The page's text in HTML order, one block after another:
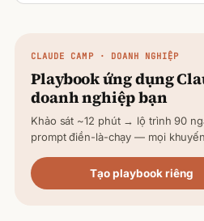
CLAUDE CAMP · DOANH NGHIỆP
Playbook ứng dụng
doanh nghiệp bạn
Khảo sát ~12 phút → lộ trình 90
prompt điền-là-chạy — mọi
Tạo playbook riêng